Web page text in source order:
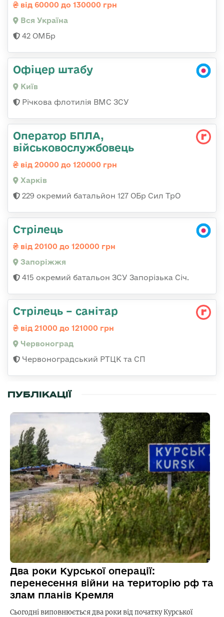
від 60000 до 130000 грн
Вся Україна
42 ОМБр
Офіцер штабу
Київ
Річкова флотилія ВМС ЗСУ
Оператор БПЛА,
військовослужбовець
від 20000 до 120000 грн
Харків
229 окремий батальйон 127 ОБр Сил ТрО
Стрілець
від 20100 до 120000 грн
Запоріжжя
415 окремий батальон ЗСУ Запорізька Січ.
Стрілець – санітар
від 21000 до 121000 грн
Червоноград
Червоноградський РТЦК та СП
ПУБЛІКАЦІЇ
Два роки Курської операції:
перенесення війни на територію рф та
злам планів Кремля
Сьогодні виповнюється два роки від початку Курської